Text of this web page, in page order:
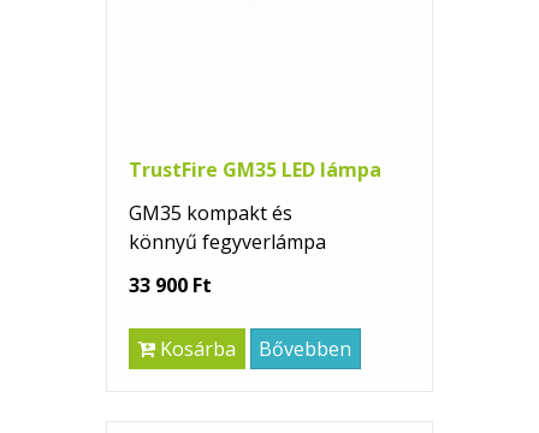
TrustFire GM35 LED lámpa
GM35 kompakt és
könnyű fegyverlámpa
33 900 Ft
Kosárba Bővebben